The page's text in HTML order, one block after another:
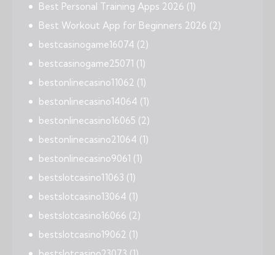
Best Personal Training Apps 2026 (1)
Best Workout App for Beginners 2026 (2)
bestcasinogame16074 (2)
bestcasinogame25071 (1)
bestonlinecasino11062 (1)
bestonlinecasino14064 (1)
bestonlinecasino16065 (2)
bestonlinecasino21064 (1)
bestonlinecasino9061 (1)
bestslotcasino11063 (1)
bestslotcasino13064 (1)
bestslotcasino16066 (2)
bestslotcasino19062 (1)